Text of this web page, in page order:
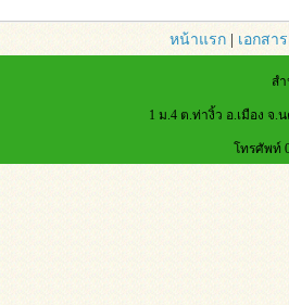
หน้าแรก เอกสา
ส
1 ม.4 ต.ท่างิ้ว อ.เมือง จ.น
โทรศัพท์